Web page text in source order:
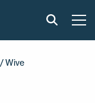
/ Wive